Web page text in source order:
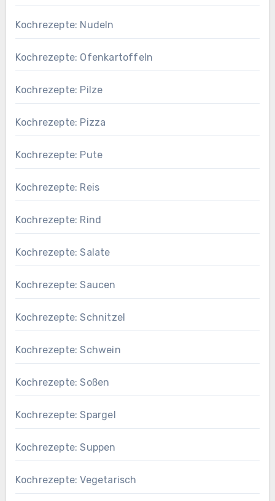
Kochrezepte: Nudeln
Kochrezepte: Ofenkartoffeln
Kochrezepte: Pilze
Kochrezepte: Pizza
Kochrezepte: Pute
Kochrezepte: Reis
Kochrezepte: Rind
Kochrezepte: Salate
Kochrezepte: Saucen
Kochrezepte: Schnitzel
Kochrezepte: Schwein
Kochrezepte: Soßen
Kochrezepte: Spargel
Kochrezepte: Suppen
Kochrezepte: Vegetarisch